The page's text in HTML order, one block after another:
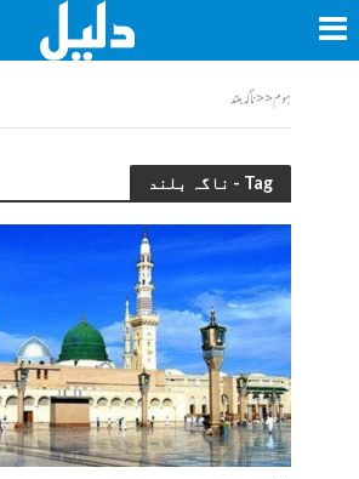
ہوم<<ناگہ بلند
Tag - ناگہ بلند